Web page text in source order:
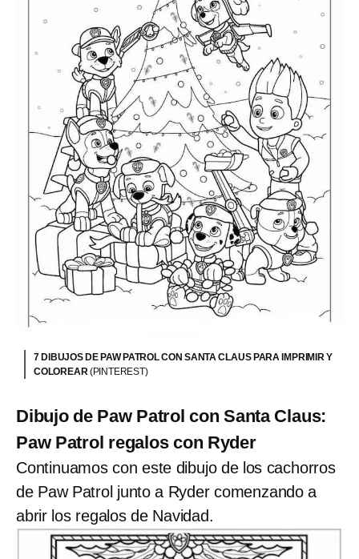
7 DIBUJOS DE PAW PATROL CON SANTA CLAUS PARA IMPRIMIR Y
COLOREAR (PINTEREST)
Dibujo de Paw Patrol con Santa Claus:
Paw Patrol regalos con Ryder
Continuamos con este dibujo de los cachorros
de Paw Patrol junto a Ryder comenzando a
abrir los regalos de Navidad.